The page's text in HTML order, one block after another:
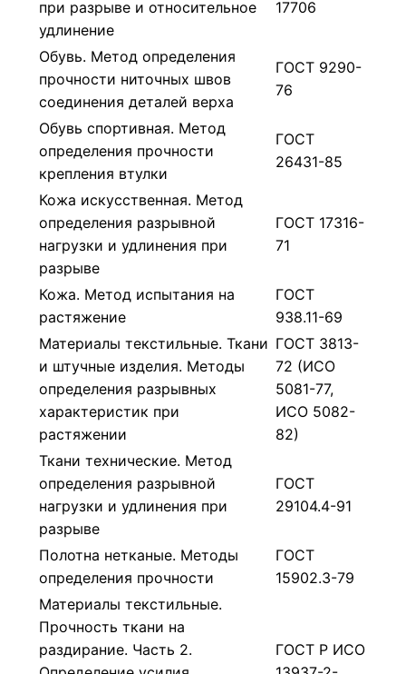
при разрыве и относительное
удлинение
17706
Обувь. Метод определения
прочности ниточных швов
соединения деталей верха
ГОСТ 9290-
76
Обувь спортивная. Метод
определения прочности
крепления втулки
ГОСТ
26431-85
Кожа искусственная. Метод
определения разрывной
нагрузки и удлинения при
разрыве
ГОСТ 17316-
71
Кожа. Метод испытания на
растяжение
ГОСТ
938.11-69
Материалы текстильные. Ткани
и штучные изделия. Методы
определения разрывных
характеристик при
растяжении
ГОСТ 3813-
72 (ИСО
5081-77,
ИСО 5082-
82)
Ткани технические. Метод
определения разрывной
нагрузки и удлинения при
разрыве
ГОСТ
29104.4-91
Полотна нетканые. Методы
определения прочности
ГОСТ
15902.3-79
Материалы текстильные.
Прочность ткани на
раздирание. Часть 2.
ГОСТ Р ИСО